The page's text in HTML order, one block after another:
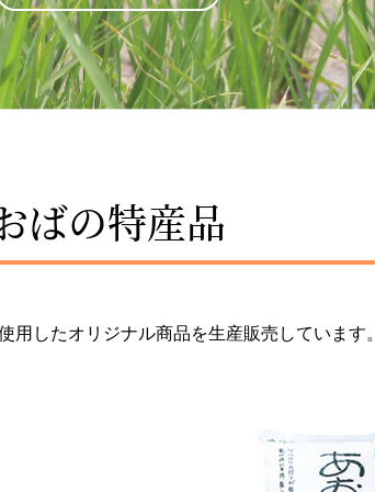
ばの特産品
用したオリジナル商品を生産販売しています。